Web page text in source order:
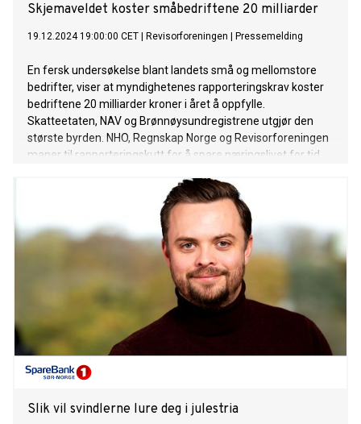
Skjemaveldet koster småbedriftene 20 milliarder
19.12.2024 19:00:00 CET Revisorforeningen Pressemelding
En fersk undersøkelse blant landets små og mellomstore
bedrifter, viser at myndighetenes rapporteringskrav koster
bedriftene 20 milliarder kroner i året å oppfylle.
Skatteetaten, NAV og Brønnøysundregistrene utgjør den
største byrden. NHO, Regnskap Norge og Revisorforeningen
maner til rapporteringskutt for å spare næringslivet for tid
Slik vil svindlerne lure deg i julestria